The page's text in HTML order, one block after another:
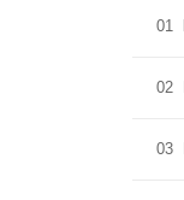
01
02
03